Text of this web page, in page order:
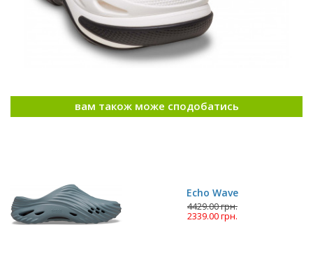
вам також може сподобатись
Echo Wave
4429.00 грн.
2339.00 грн.